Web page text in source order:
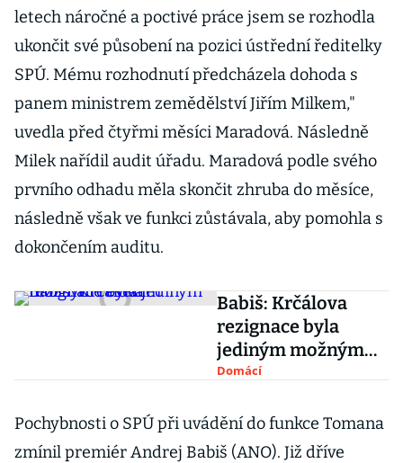
letech náročné a poctivé práce jsem se rozhodla
ukončit své působení na pozici ústřední ředitelky
SPÚ. Mému rozhodnutí předcházela dohoda s
panem ministrem zemědělství Jiřím Milkem,"
uvedla před čtyřmi měsíci Maradová. Následně
Milek nařídil audit úřadu. Maradová podle svého
prvního odhadu měla skončit zhruba do měsíce,
následně však ve funkci zůstávala, aby pomohla s
dokončením auditu.
Babiš: Krčálova
rezignace byla
jediným možným
řešením
Domácí
Pochybnosti o SPÚ při uvádění do funkce Tomana
zmínil premiér Andrej Babiš (ANO). Již dříve